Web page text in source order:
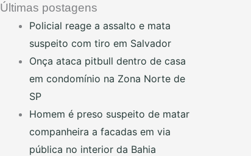
Últimas postagens
Policial reage a assalto e mata
suspeito com tiro em Salvador
Onça ataca pitbull dentro de casa
em condomínio na Zona Norte de
SP
Homem é preso suspeito de matar
companheira a facadas em via
pública no interior da Bahia